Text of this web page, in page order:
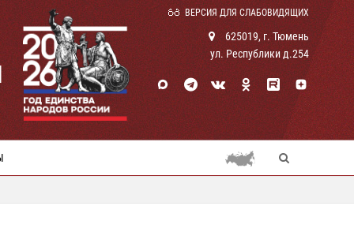
ВЕРСИЯ ДЛЯ СЛАБОВИДЯЩИХ
625019, г. Тюмень
ул. Республики д.254